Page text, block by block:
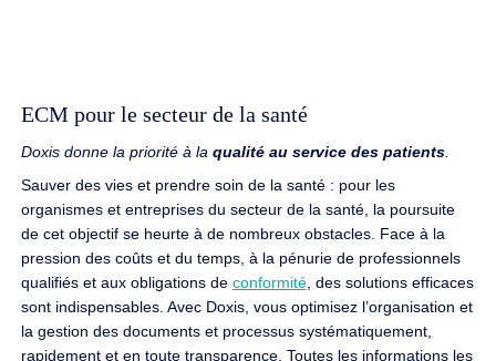
ECM pour le secteur de la santé
Doxis donne la priorité à la qualité au service des patients.
Sauver des vies et prendre soin de la santé : pour les
organismes et entreprises du secteur de la santé, la poursuite
de cet objectif se heurte à de nombreux obstacles. Face à la
pression des coûts et du temps, à la pénurie de professionnels
qualifiés et aux obligations de conformité, des solutions efficaces
sont indispensables. Avec Doxis, vous optimisez l’organisation et
la gestion des documents et processus systématiquement,
rapidement et en toute transparence. Toutes les informations les